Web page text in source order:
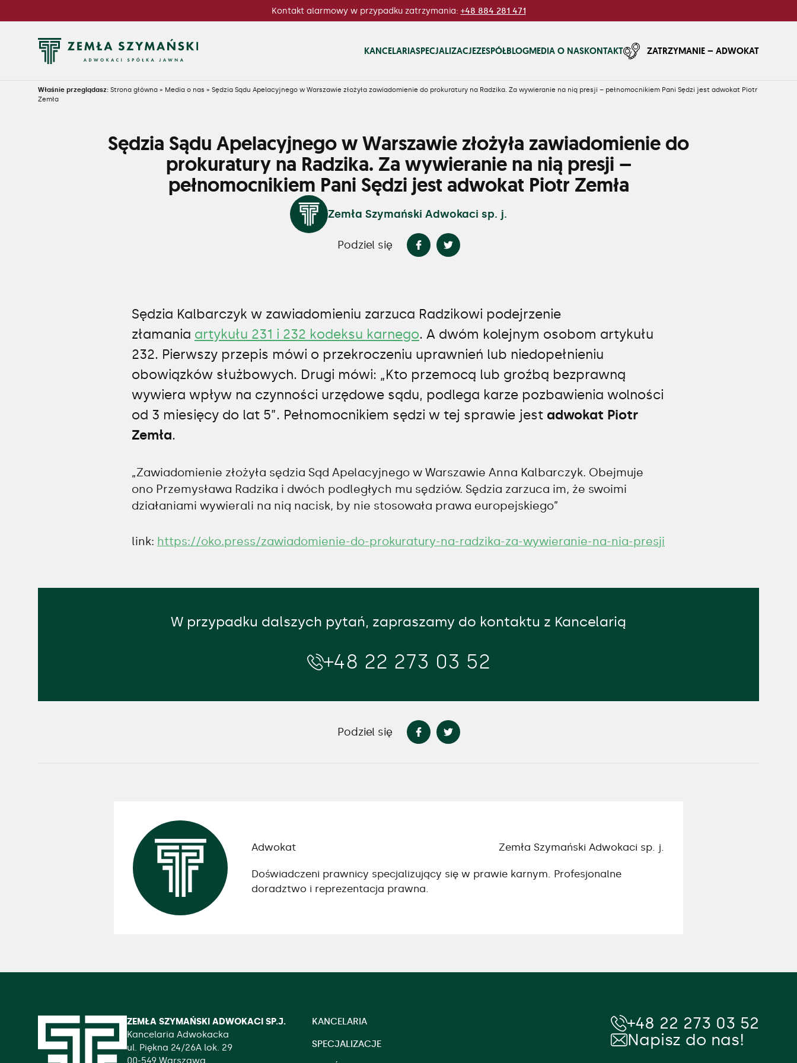
Kontakt alarmowy w przypadku zatrzymania: +48 884 281 471
KANCELARIASPECJALIZACJEZESPÓŁBLOGMEDIA O NASKONTAKT ZATRZYMANIE – ADWOKAT
Właśnie przeglądasz: Strona główna » Media o nas » Sędzia Sądu Apelacyjnego w Warszawie złożyła zawiadomienie do prokuratury na Radzika. Za wywieranie na nią presji – pełnomocnikiem Pani Sędzi jest adwokat Piotr
Zemła
Sędzia Sądu Apelacyjnego w Warszawie złożyła zawiadomienie do
prokuratury na Radzika. Za wywieranie na nią presji –
pełnomocnikiem Pani Sędzi jest adwokat Piotr Zemła
Zemła Szymański Adwokaci sp. j.
Podziel się
Sędzia Kalbarczyk w zawiadomieniu zarzuca Radzikowi podejrzenie
złamania artykułu 231 i 232 kodeksu karnego. A dwóm kolejnym osobom artykułu
232. Pierwszy przepis mówi o przekroczeniu uprawnień lub niedopełnieniu
obowiązków służbowych. Drugi mówi: „Kto przemocą lub groźbą bezprawną
wywiera wpływ na czynności urzędowe sądu, podlega karze pozbawienia wolności
od 3 miesięcy do lat 5”. Pełnomocnikiem sędzi w tej sprawie jest adwokat Piotr
Zemła.
„Zawiadomienie złożyła sędzia Sąd Apelacyjnego w Warszawie Anna Kalbarczyk. Obejmuje
ono Przemysława Radzika i dwóch podległych mu sędziów. Sędzia zarzuca im, że swoimi
działaniami wywierali na nią nacisk, by nie stosowała prawa europejskiego”
link: https://oko.press/zawiadomienie-do-prokuratury-na-radzika-za-wywieranie-na-nia-presji
W przypadku dalszych pytań, zapraszamy do kontaktu z Kancelarią
+48 22 273 03 52
Podziel się
Adwokat Zemła Szymański Adwokaci sp. j.
Doświadczeni prawnicy specjalizujący się w prawie karnym. Profesjonalne
doradztwo i reprezentacja prawna.
ZEMŁA SZYMAŃSKI ADWOKACI SP.J.
Kancelaria Adwokacka
ul. Piękna 24/26A lok. 29
00-549 Warszawa
KANCELARIA
SPECJALIZACJE
+48 22 273 03 52
Napisz do nas!